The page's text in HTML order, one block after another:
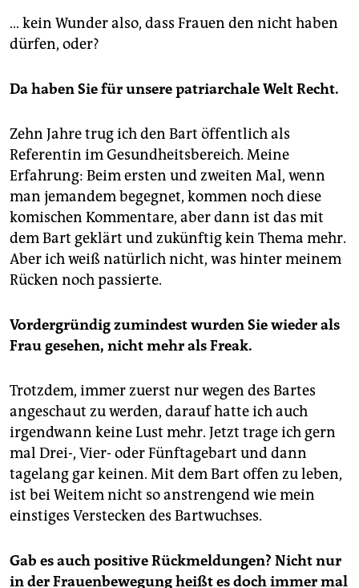
… kein Wunder also, dass Frauen den nicht haben
dürfen, oder?
Da haben Sie für unsere pa­triarchale Welt Recht.
Zehn Jahre trug ich den Bart öffentlich als
Referentin im Gesundheitsbereich. Meine
Erfahrung: Beim ersten und zweiten Mal, wenn
man jemandem begegnet, kommen noch diese
komischen Kommentare, aber dann ist das mit
dem Bart geklärt und zukünftig kein Thema mehr.
Aber ich weiß natürlich nicht, was hinter meinem
Rücken noch passierte.
Vordergründig zumindest wurden Sie wieder als
Frau gesehen, nicht mehr als Freak.
Trotzdem, immer zuerst nur wegen des Bartes
angeschaut zu werden, darauf hatte ich auch
irgendwann keine Lust mehr. Jetzt trage ich gern
mal Drei-, Vier- oder Fünftagebart und dann
tagelang gar keinen. Mit dem Bart offen zu leben,
ist bei Weitem nicht so anstrengend wie mein
einstiges Verstecken des Bartwuchses.
Gab es auch positive Rückmeldungen? Nicht nur
in der Frauenbewegung heißt es doch immer mal